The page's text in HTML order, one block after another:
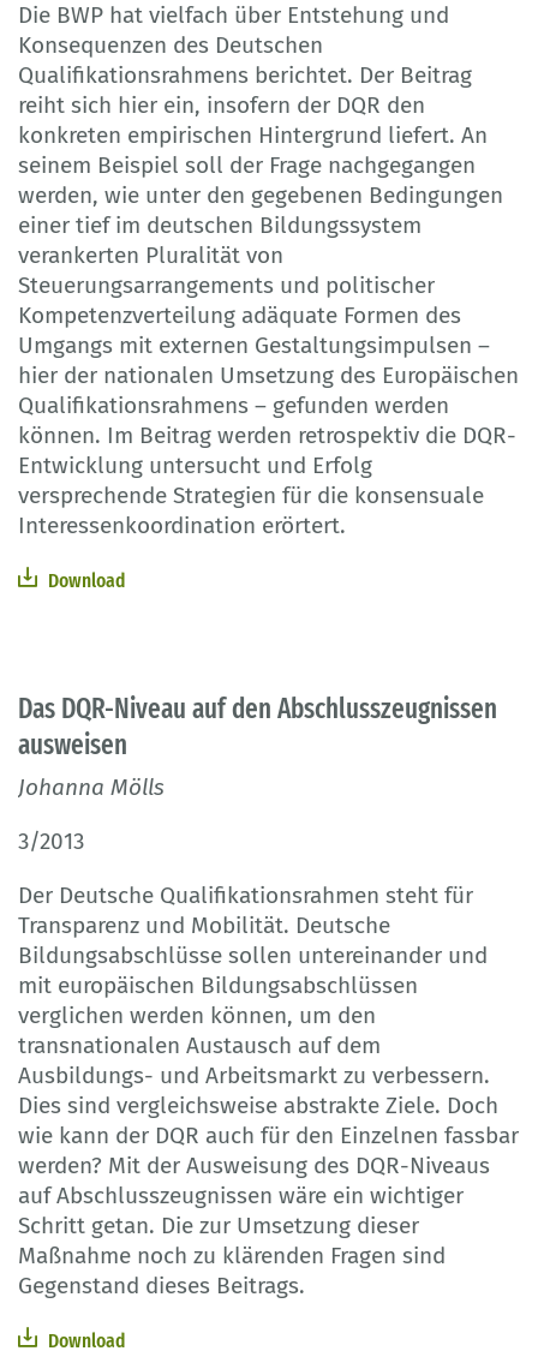
Die BWP hat vielfach über Entstehung und
Konsequenzen des Deutschen
Qualifikationsrahmens berichtet. Der Beitrag
reiht sich hier ein, insofern der DQR den
konkreten empirischen Hintergrund liefert. An
seinem Beispiel soll der Frage nachgegangen
werden, wie unter den gegebenen Bedingungen
einer tief im deutschen Bildungssystem
verankerten Pluralität von
Steuerungsarrangements und politischer
Kompetenzverteilung adäquate Formen des
Umgangs mit externen Gestaltungsimpulsen –
hier der nationalen Umsetzung des Europäischen
Qualifikationsrahmens – gefunden werden
können. Im Beitrag werden retrospektiv die DQR-
Entwicklung untersucht und Erfolg
versprechende Strategien für die konsensuale
Interessenkoordination erörtert.
Download
Das DQR-Niveau auf den Abschlusszeugnissen
ausweisen
Johanna Mölls
3/2013
Der Deutsche Qualifikationsrahmen steht für
Transparenz und Mobilität. Deutsche
Bildungsabschlüsse sollen untereinander und
mit europäischen Bildungsabschlüssen
verglichen werden können, um den
transnationalen Austausch auf dem
Ausbildungs- und Arbeitsmarkt zu verbessern.
Dies sind vergleichsweise abstrakte Ziele. Doch
wie kann der DQR auch für den Einzelnen fassbar
werden? Mit der Ausweisung des DQR-Niveaus
auf Abschlusszeugnissen wäre ein wichtiger
Schritt getan. Die zur Umsetzung dieser
Maßnahme noch zu klärenden Fragen sind
Gegenstand dieses Beitrags.
Download